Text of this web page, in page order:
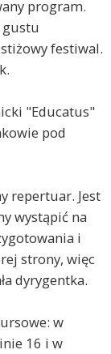
program.
gustu
festiwal.
"Educatus"
pod
repertuar. Jest
wystąpić na
i
strony, więc
dyrygentka.
w
16 i w